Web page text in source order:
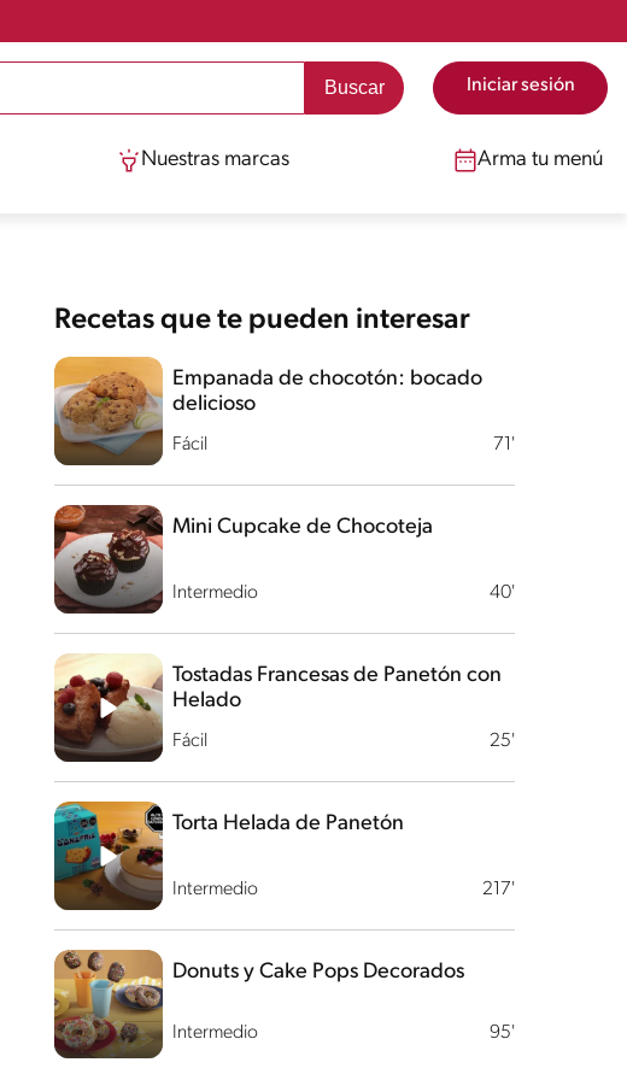
Iniciar sesión
Nuestras marcas Arma tu menú
Recetas que te pueden interesar
Fácil 71'
Empanada de chocotón: bocado
delicioso
Intermedio 40'
Mini Cupcake de Chocoteja
Fácil 25'
Tostadas Francesas de Panetón con
Helado
Intermedio 217'
Torta Helada de Panetón
Intermedio 95'
Donuts y Cake Pops Decorados